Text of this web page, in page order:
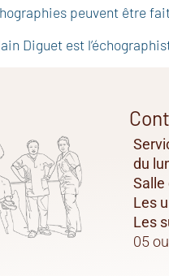
peuvent être
Diguet est
du
Salle
Les
Les
05